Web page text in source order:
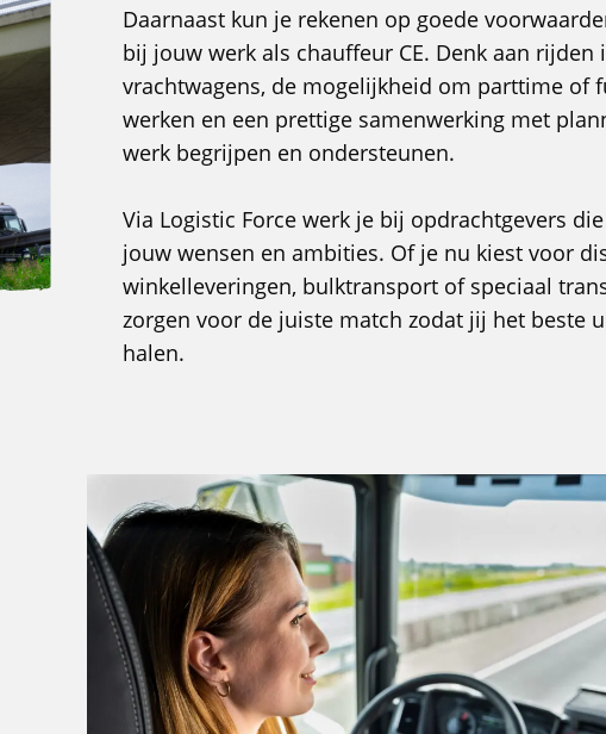
Daarnaast kun je rekenen op goede
bij jouw werk als chauffeur CE. Denk aan rijden
vrachtwagens, de mogelijkheid om parttime of
werken en een prettige samenwerking met
werk begrijpen en ondersteunen.
Via Logistic Force werk je bij opdrachtgevers
jouw wensen en ambities. Of je nu kiest voor
winkelleveringen, bulktransport of speciaal
zorgen voor de juiste match zodat jij het beste
halen.